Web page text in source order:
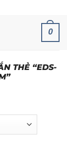
0
THẺ “EDS-